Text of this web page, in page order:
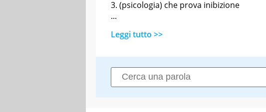
(psicologia) che prova inibizione
...
Leggi tutto >>